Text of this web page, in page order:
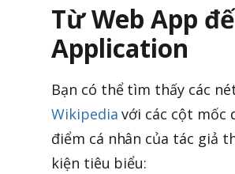
Từ Web App
Application
Bạn có thể tìm thấy các
Wikipedia với các cột mốc
điểm cá nhân của tác giả
kiện tiêu biểu: